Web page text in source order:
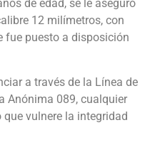
de edad, se le aseguró
12 milímetros, con
fue puesto a disposición
a través de la Línea de
Anónima 089, cualquier
vulnere la integridad